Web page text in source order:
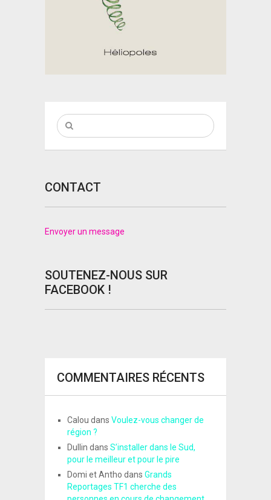
CONTACT
Envoyer un message
SOUTENEZ-NOUS SUR
FACEBOOK !
COMMENTAIRES RÉCENTS
Calou dans Voulez-vous changer de
région ?
Dullin dans S’installer dans le Sud,
pour le meilleur et pour le pire
Domi et Antho dans Grands
Reportages TF1 cherche des